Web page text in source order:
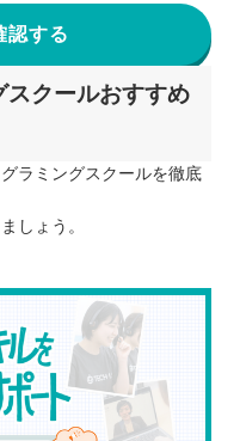
認する
スクールおすすめ
ラミングスクールを徹底
しょう。